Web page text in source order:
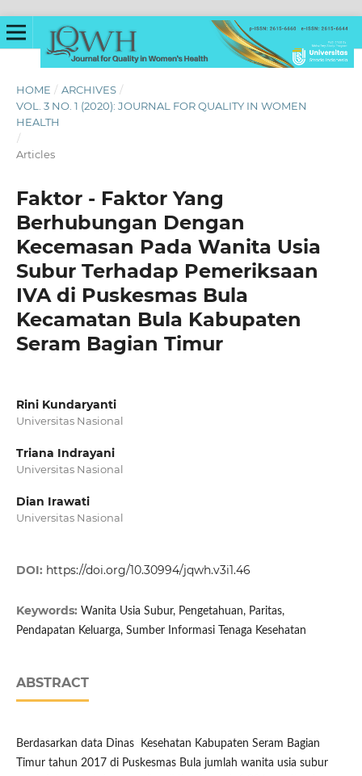
HOME / ARCHIVES /
VOL. 3 NO. 1 (2020): JOURNAL FOR QUALITY IN WOMEN
HEALTH
/
Articles
Faktor - Faktor Yang
Berhubungan Dengan
Kecemasan Pada Wanita Usia
Subur Terhadap Pemeriksaan
IVA di Puskesmas Bula
Kecamatan Bula Kabupaten
Seram Bagian Timur
Rini Kundaryanti
Universitas Nasional
Triana Indrayani
Universitas Nasional
Dian Irawati
Universitas Nasional
DOI: https://doi.org/10.30994/jqwh.v3i1.46
Keywords: Wanita Usia Subur, Pengetahuan, Paritas,
Pendapatan Keluarga, Sumber Informasi Tenaga Kesehatan
ABSTRACT
Berdasarkan data Dinas Kesehatan Kabupaten Seram Bagian
Timur tahun 2017 di Puskesmas Bula jumlah wanita usia subur